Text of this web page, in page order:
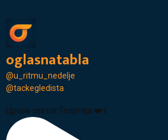
oglasnatabla
@u_ritmu_nedelje
@tackegledista
Црква светог Георгија ❤️☦️